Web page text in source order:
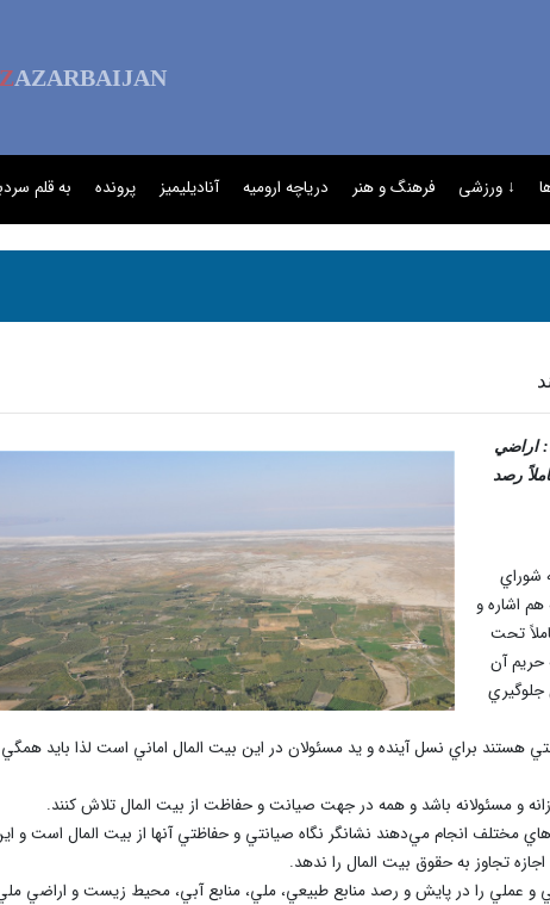
AZARBAIJAN
↓ ورزشی فرهنگ و هنر دریاچه ارومیه آنادیلیمیز پرونده به قلم
اراضي
رصد
شوراي
اشاره و
تحت
حريم آن
جلوگيري
هستند براي نسل آينده و يد مسئولان در اين بيت المال اماني است لذا بايد
و مسئولانه باشد و همه در جهت صيانت و حفاظت از بيت المال تلاش کنند.
مختلف انجام مي‌دهند نشانگر نگاه صيانتي و حفاظتي آنها از بيت المال است و
تجاوز به حقوق بيت المال را ندهد.
عملي را در پايش و رصد منابع طبيعي، ملي، منابع آبي، محيط زيست و اراضي